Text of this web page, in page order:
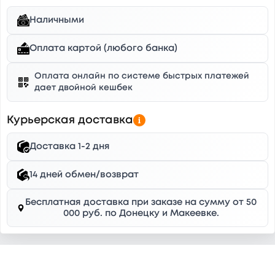
Наличными
Оплата картой (любого банка)
Оплата онлайн по системе быстрых платежей
дает двойной кешбек
Курьерская доставка
Доставка 1-2 дня
14 дней обмен/возврат
Бесплатная доставка при заказе на сумму от 50
000 руб. по Донецку и Макеевке.